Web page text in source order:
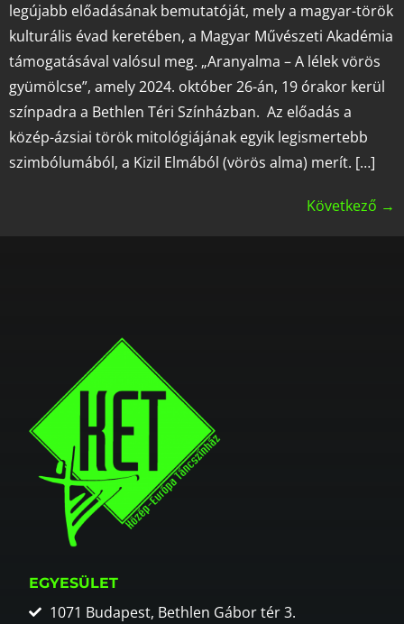
legújabb előadásának bemutatóját, mely a magyar-török
kulturális évad keretében, a Magyar Művészeti Akadémia
támogatásával valósul meg. „Aranyalma – A lélek vörös
gyümölcse”, amely 2024. október 26-án, 19 órakor kerül
színpadra a Bethlen Téri Színházban. Az előadás a
közép-ázsiai török mitológiájának egyik legismertebb
szimbólumából, a Kizil Elmából (vörös alma) merít. […]
Következő →
EGYESÜLET
1071 Budapest, Bethlen Gábor tér 3.